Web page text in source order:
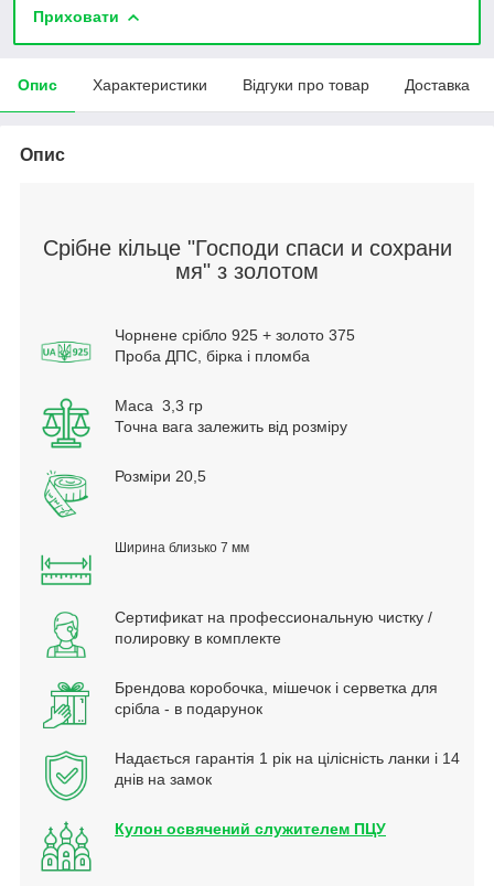
Приховати
Опис Характеристики Відгуки про товар Доставка
Опис
Срібне кільце "Господи спаси и сохрани
мя" з золотом
Чорнене срібло 925 + золото 375
Проба ДПС, бірка і пломба
Маса 3,3 гр
Точна вага залежить від розміру
Розміри 20,5
Ширина близько 7 мм
Сертификат на профессиональную чистку /
полировку в комплекте
Брендова коробочка, мішечок і серветка для
срібла - в подарунок
Надається гарантія 1 рік на цілісність ланки і 14
днів на замок
Кулон освячений служителем ПЦУ